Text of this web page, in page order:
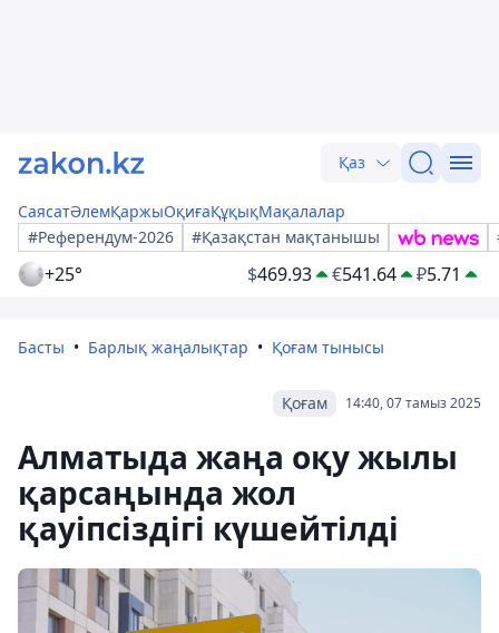
Қаз
СаясатӘлемҚаржыОқиғаҚұқықМақалалар
#Референдум-2026
#Қазақстан мақтанышы
+25° $469.93 €541.64 ₽5.71
Басты Барлық жаңалықтар Қоғам тынысы
14:40, 07 тамыз 2025
Қоғам
Алматыда жаңа оқу жылы
қарсаңында жол
қауіпсіздігі күшейтілді